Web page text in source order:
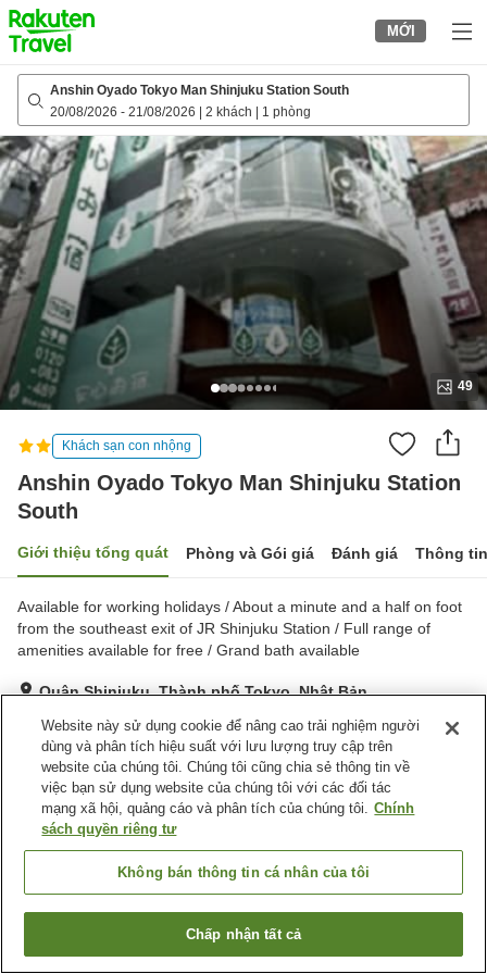
to
top
page
MỚI
Anshin Oyado Tokyo Man Shinjuku Station South
20/08/2026 - 21/08/2026 2 khách 1 phòng
49
Khách sạn con nhộng
Anshin Oyado Tokyo Man Shinjuku Station
South
Giới thiệu tổng quát Phòng và Gói giá Đánh giá Thông
Available for working holidays / About a minute and a half on foot
from the southeast exit of JR Shinjuku Station / Full range of
amenities available for free / Grand bath available
Quận Shinjuku, Thành phố Tokyo, Nhật Bản
Tuyệt vời Đánh giá:409 lượt
Tiện nghi chỗ nghỉ
Nhà Tắm Công Cộng
Anshin Oyado Tokyo Man Shinjuku Station South
Tìm phòng trống
Website này sử dụng cookie để nâng cao trải nghiệm người
dùng và phân tích hiệu suất với lưu lượng truy cập trên
website của chúng tôi. Chúng tôi cũng chia sẻ thông tin về
việc bạn sử dụng website của chúng tôi với các đối tác
mạng xã hội, quảng cáo và phân tích của chúng tôi. Chính
sách quyền riêng tư
Không bán thông tin cá nhân của tôi
Chấp nhận tất cả